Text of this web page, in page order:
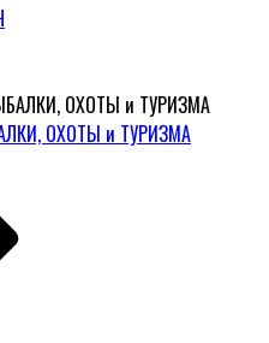
ОХОТЫ и ТУРИЗМА